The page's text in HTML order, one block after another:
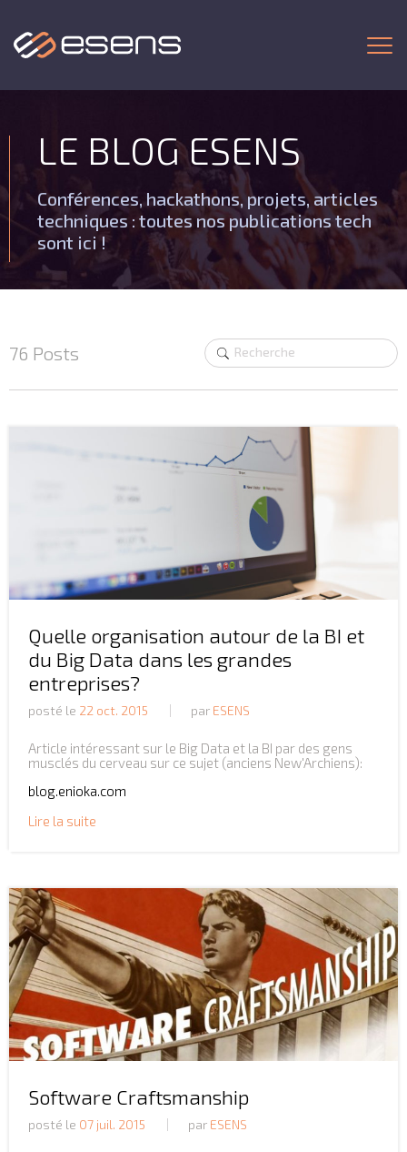
LE BLOG ESENS
Conférences, hackathons, projets, articles
techniques : toutes nos publications tech
sont ici !
76 Posts
Quelle organisation autour de la BI et
du Big Data dans les grandes
entreprises?
posté le 22 oct. 2015 par ESENS
Article intéressant sur le Big Data et la BI par des gens
musclés du cerveau sur ce sujet (anciens New'Archiens):
blog.enioka.com
Lire la suite
Software Craftsmanship
posté le 07 juil. 2015 par ESENS